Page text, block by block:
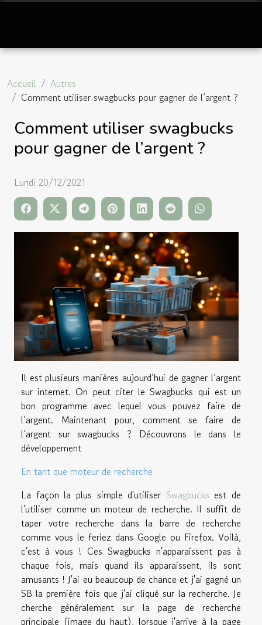
Accueil
Autres
Comment utiliser swagbucks pour gagner de l’argent ?
Comment utiliser swagbucks
pour gagner de l’argent ?
Lundi 20/12/2021
Il est plusieurs manières aujourd’hui de gagner l’argent
sur internet. On peut citer le Swagbucks qui est un
bon programme avec lequel vous pouvez faire de
l’argent. Maintenant pour, comment se faire de
l’argent sur swagbucks ? Découvrons le dans le
développement
En tant que moteur de recherche
La façon la plus simple d'utiliser Swagbucks est de
l'utiliser comme un moteur de recherche. Il suffit de
taper votre recherche dans la barre de recherche
comme vous le feriez dans Google ou Firefox. Voilà,
c'est à vous ! Ces Swagbucks n'apparaissent pas à
chaque fois, mais quand ils apparaissent, ils sont
amusants ! J'ai eu beaucoup de chance et j'ai gagné un
SB la première fois que j'ai cliqué sur la recherche. Je
cherche généralement sur la page de recherche
principale (image du haut), lorsque j'arrive à la page